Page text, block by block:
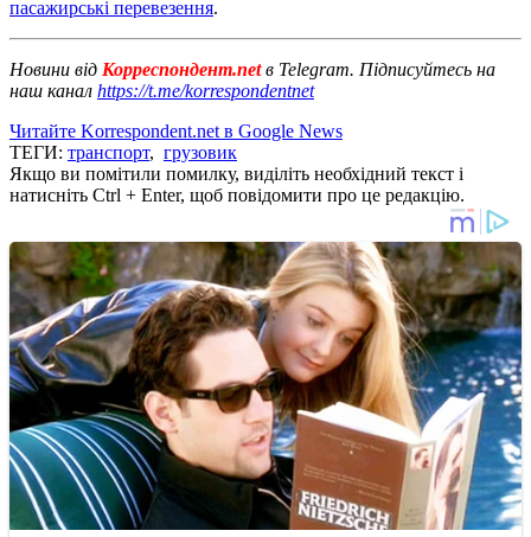
пасажирські перевезення.
Новини від Корреспондент.netв Telegram. Підписуйтесь на
наш канал https://t.me/korrespondentnet
Читайте Korrespondent.net в Google News
ТЕГИ: транспорт, грузовик
Якщо ви помітили помилку, виділіть необхідний текст і
натисніть Ctrl + Enter, щоб повідомити про це редакцію.